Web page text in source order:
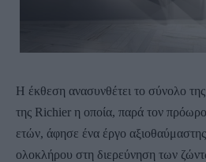
Η έκθεση ανασυνθέτει το σύνολο της
της Richier η οποία, παρά τον
ετών, άφησε ένα έργο
ολοκλήρου στη διερεύνηση των